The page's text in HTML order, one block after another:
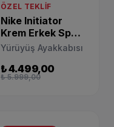
ÖZEL TEKLIF
Nike Initiator
Krem Erkek Spor
Ayakkabı
HJ7683-072
Yürüyüş Ayakkabısı
₺ 4.499,00
₺ 5.999,00